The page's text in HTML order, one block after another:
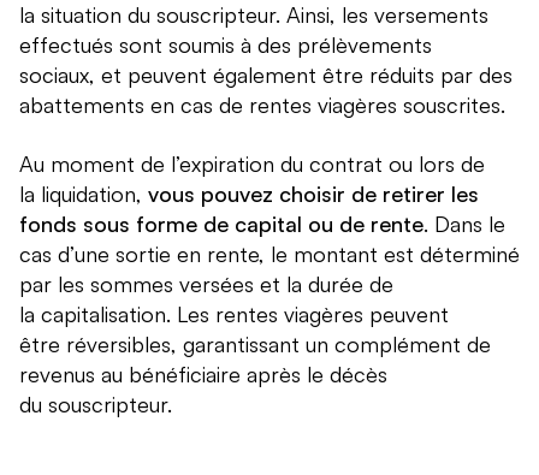
la situation du souscripteur. Ainsi, les versements
effectués sont soumis à des prélèvements
sociaux, et peuvent également être réduits par des
abattements en cas de rentes viagères souscrites.
Au moment de l’expiration du contrat ou lors de
la liquidation, vous pouvez choisir de retirer les
fonds sous forme de capital ou de rente. Dans le
cas d’une sortie en rente, le montant est déterminé
par les sommes versées et la durée de
la capitalisation. Les rentes viagères peuvent
être réversibles, garantissant un complément de
revenus au bénéficiaire après le décès
du souscripteur.